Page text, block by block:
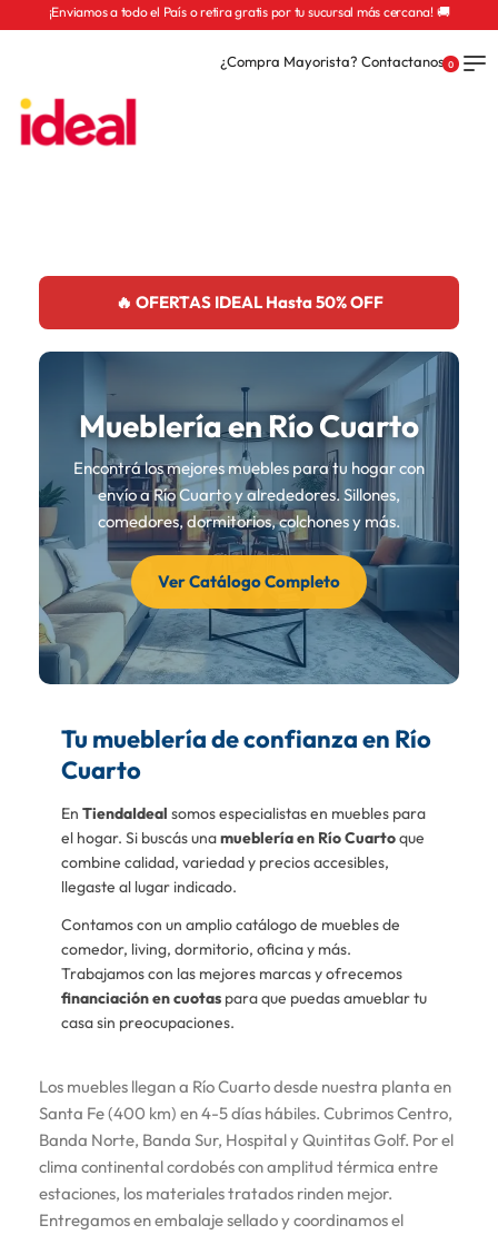
¡Enviamos a todo el País o retira gratis por tu sucursal más cercana! 🚚
¿Compra Mayorista? Contactanos 0
🔥 OFERTAS IDEAL Hasta 50% OFF
Mueblería en Río Cuarto
Encontrá los mejores muebles para tu hogar con
envío a Río Cuarto y alrededores. Sillones,
comedores, dormitorios, colchones y más.
Ver Catálogo Completo
Tu mueblería de confianza en Río
Cuarto
En TiendaIdeal somos especialistas en muebles para
el hogar. Si buscás unamueblería en Río Cuartoque
combine calidad, variedad y precios accesibles,
llegaste al lugar indicado.
Contamos con un amplio catálogo de muebles de
comedor, living, dormitorio, oficina y más.
Trabajamos con las mejores marcas y ofrecemos
financiación en cuotas para que puedas amueblar tu
casa sin preocupaciones.
Los muebles llegan a Río Cuarto desde nuestra planta en
Santa Fe (400 km) en 4-5 días hábiles. Cubrimos Centro,
Banda Norte, Banda Sur, Hospital y Quintitas Golf. Por el
clima continental cordobés con amplitud térmica entre
estaciones, los materiales tratados rinden mejor.
Entregamos en embalaje sellado y coordinamos el